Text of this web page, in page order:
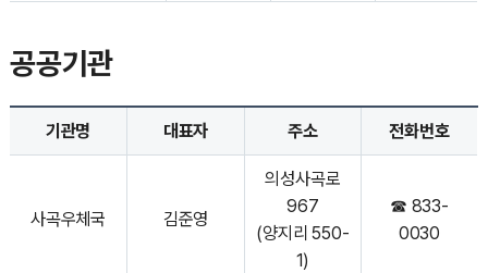
공공기관
기관명 대표자 주소 전화번호
사곡우체국 김준영
의성사곡로
967
(양지리 550-
1)
☎ 833-
0030